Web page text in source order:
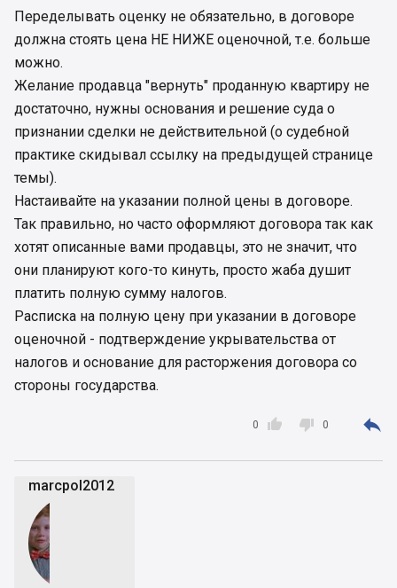
исходя из документа оценки недвижимости?
Через какой срок продавец может затребовать
квартиру обратно? И что будет если квартира
эквивалент на руки дал 23 000$, но через какое
продавцу стоит просто обменять 10 000$
получить за них 500 000 грн и предложить мне
обратно забрать гривны в замен на квартиру?
взрослый подход, но все же хотелось бы
услышать комментарии ...
Переделывать оценку не обязательно, в договоре
должна стоять цена НЕ НИЖЕ оценочной, т.е. больше
можно.
Желание продавца "вернуть" проданную квартиру не
достаточно, нужны основания и решение суда о
признании сделки не действительной (о судебной
практике скидывал ссылку на предыдущей странице
темы).
Настаивайте на указании полной цены в договоре.
Так правильно, но часто оформляют договора так как
хотят описанные вами продавцы, это не значит, что
они планируют кого-то кинуть, просто жаба душит
платить полную сумму налогов.
Расписка на полную цену при указании в договоре
оценочной - подтверждение укрывательства от
налогов и основание для расторжения договора со
стороны государства.

0  0 
marcpol2012